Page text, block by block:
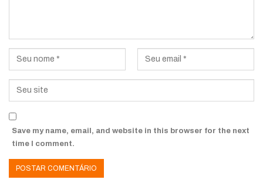
Save my name, email, and website in this browser for the next
time I comment.